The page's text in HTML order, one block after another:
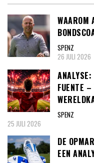
WAAROM
SPENZ
26 JULI 2026
FUENTE –
SPENZ
25 JULI 2026
DE
EEN